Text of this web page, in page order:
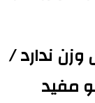
ندارد /
مفید